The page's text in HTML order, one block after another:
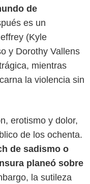
de
es un
(Kyle
y Dorothy Vallens
mientras
la violencia sin
erotismo y dolor,
de los ochenta.
de sadismo o
planeó sobre
la sutileza